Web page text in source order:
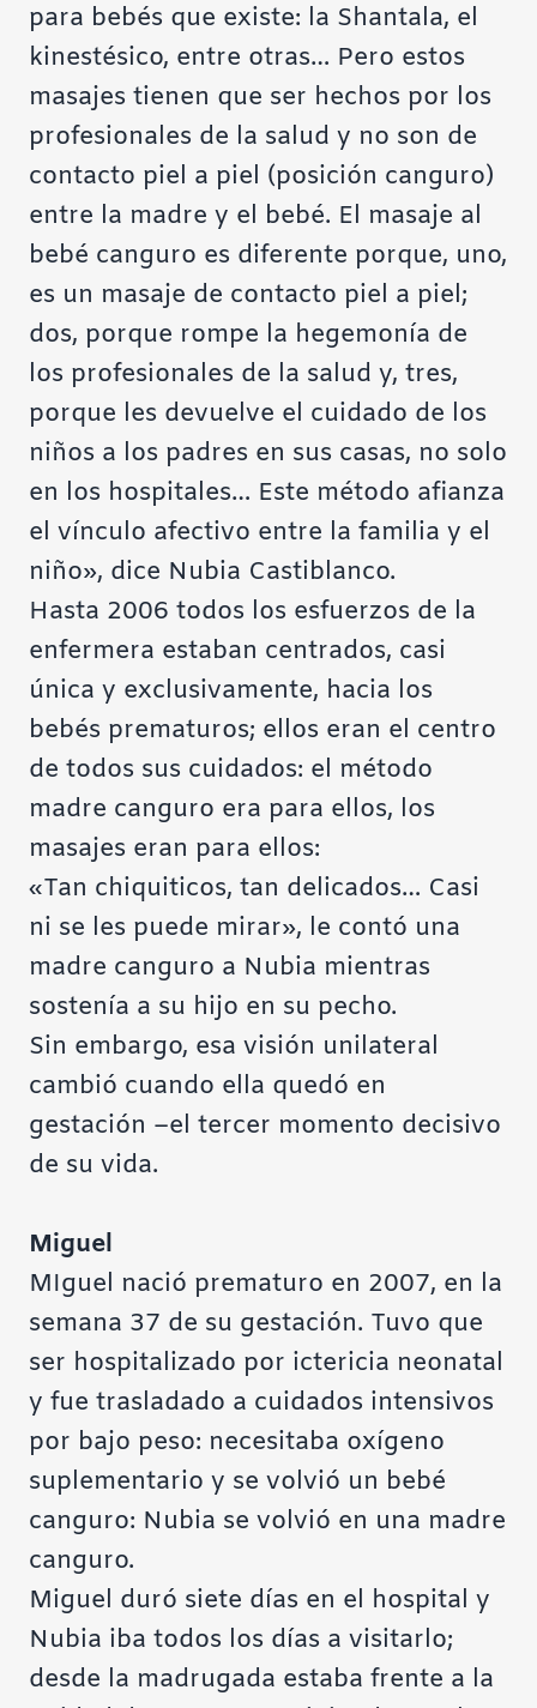
para bebés que existe: la Shantala, el
kinestésico, entre otras… Pero estos
masajes tienen que ser hechos por los
profesionales de la salud y no son de
contacto piel a piel (posición canguro)
entre la madre y el bebé. El masaje al
bebé canguro es diferente porque, uno,
es un masaje de contacto piel a piel;
dos, porque rompe la hegemonía de
los profesionales de la salud y, tres,
porque les devuelve el cuidado de los
niños a los padres en sus casas, no solo
en los hospitales… Este método afianza
el vínculo afectivo entre la familia y el
niño», dice Nubia Castiblanco.
Hasta 2006 todos los esfuerzos de la
enfermera estaban centrados, casi
única y exclusivamente, hacia los
bebés prematuros; ellos eran el centro
de todos sus cuidados: el método
madre canguro era para ellos, los
masajes eran para ellos:
«Tan chiquiticos, tan delicados… Casi
ni se les puede mirar», le contó una
madre canguro a Nubia mientras
sostenía a su hijo en su pecho.
Sin embargo, esa visión unilateral
cambió cuando ella quedó en
gestación –el tercer momento decisivo
de su vida.
Miguel
MIguel nació prematuro en 2007, en la
semana 37 de su gestación. Tuvo que
ser hospitalizado por ictericia neonatal
y fue trasladado a cuidados intensivos
por bajo peso: necesitaba oxígeno
suplementario y se volvió un bebé
canguro: Nubia se volvió en una madre
canguro.
Miguel duró siete días en el hospital y
Nubia iba todos los días a visitarlo;
desde la madrugada estaba frente a la